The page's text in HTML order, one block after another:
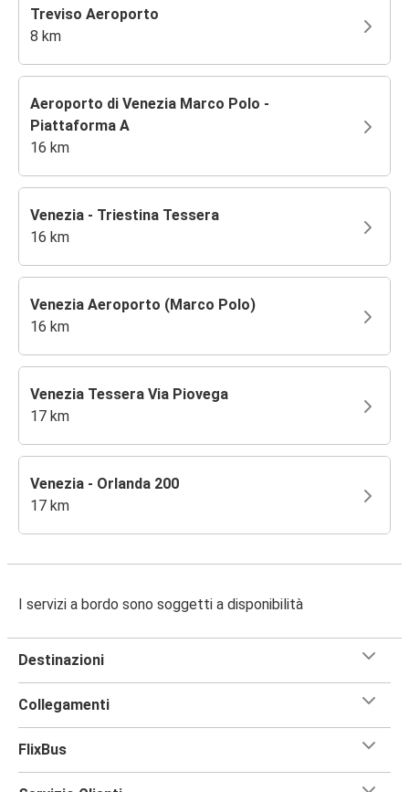
Treviso Aeroporto
8 km
Aeroporto di Venezia Marco Polo -
Piattaforma A
16 km
Venezia - Triestina Tessera
16 km
Venezia Aeroporto (Marco Polo)
16 km
Venezia Tessera Via Piovega
17 km
Venezia - Orlanda 200
17 km
I servizi a bordo sono soggetti a disponibilità
Destinazioni
Collegamenti
FlixBus